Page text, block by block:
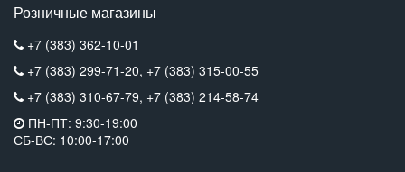
Розничные магазины
+7 (383) 362-10-01
+7 (383) 299-71-20, +7 (383) 315-00-55
+7 (383) 310-67-79, +7 (383) 214-58-74
ПН-ПТ: 9:30-19:00
СБ-ВС: 10:00-17:00